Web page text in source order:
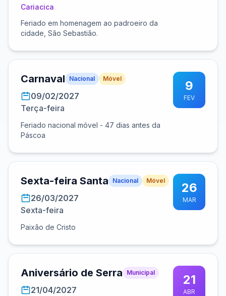
Cariacica
Feriado em homenagem ao padroeiro da
cidade, São Sebastião.
Carnaval Nacional Móvel
09/02/2027
Terça-feira
Feriado nacional móvel - 47 dias antes da
Páscoa
9
FEV
Sexta-feira Santa Nacional Móvel
26/03/2027
Sexta-feira
Paixão de Cristo
26
MAR
Aniversário de Serra Municipal
21/04/2027
21
ABR